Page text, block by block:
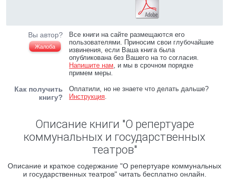
Вы автор?
Жалоба
Все книги на сайте размещаются его
пользователями. Приносим свои глубочайшие
извинения, если Ваша книга была
опубликована без Вашего на то согласия.
Напишите нам, и мы в срочном порядке
примем меры.
Как получить
книгу?
Оплатили, но не знаете что делать дальше?
Инструкция.
Описание книги "О репертуаре
коммунальных и государственных
театров"
Описание и краткое содержание "О репертуаре коммунальных
и государственных театров" читать бесплатно онлайн.